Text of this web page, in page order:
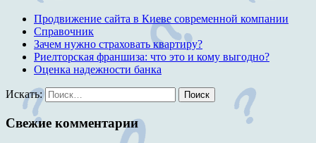
Продвижение сайта в Киеве современной компании
Справочник
Зачем нужно страховать квартиру?
Риелторская франшиза: что это и кому выгодно?
Оценка надежности банка
Искать: Поиск
Свежие комментарии